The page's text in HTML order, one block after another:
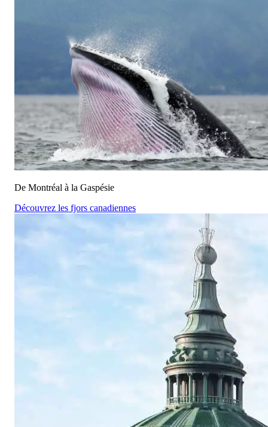
De Montréal à la Gaspésie
Découvrez les fjors canadiennes